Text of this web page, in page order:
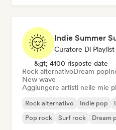
Indie Summer
Curatore Di Playlist
&gt; 4100 risposte date
Rock alternativoDream pop
New wave
Aggiungere artisti nelle mie
Rock alternativo Indie pop
Pop rock
Surf rock Dream